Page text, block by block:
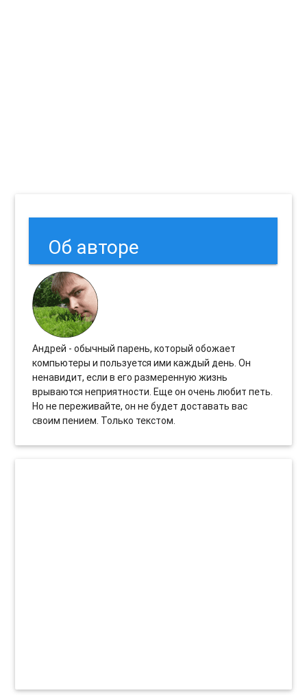
Об авторе
Андрей - обычный парень, который обожает
компьютеры и пользуется ими каждый день. Он
ненавидит, если в его размеренную жизнь
врываются неприятности. Еще он очень любит петь.
Но не переживайте, он не будет доставать вас
своим пением. Только текстом.